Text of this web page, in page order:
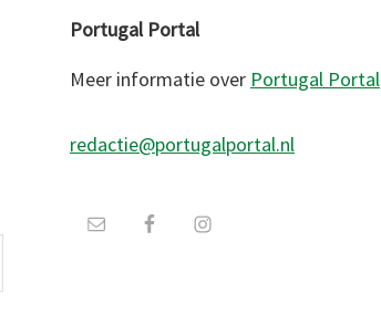
Portugal Portal
Meer informatie over Portugal Portal
redactie@portugalportal.nl